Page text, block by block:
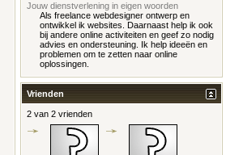
Jouw dienstverlening in eigen woorden
Als freelance webdesigner ontwerp en
ontwikkel ik websites. Daarnaast help ik ook
bij andere online activiteiten en geef zo nodig
advies en ondersteuning. Ik help ideeën en
problemen om te zetten naar online
oplossingen.
Vrienden
2 van 2 vrienden